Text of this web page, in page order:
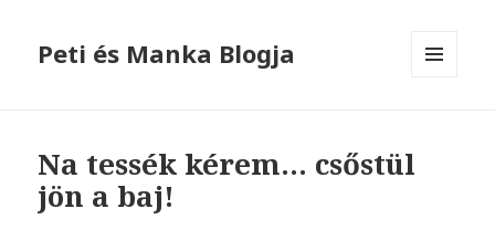
Peti és Manka Blogja
Na tessék kérem… csőstül
jön a baj!